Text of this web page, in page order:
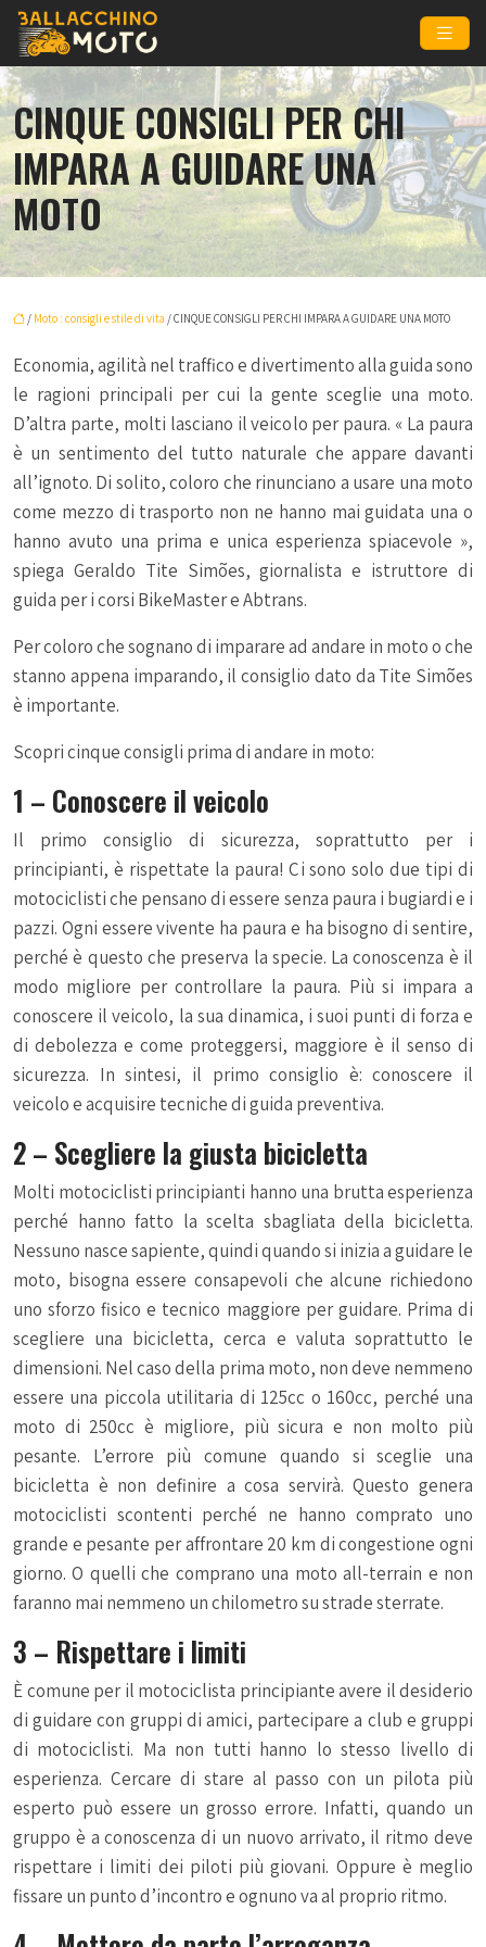
CINQUE CONSIGLI PER CHI
IMPARA A GUIDARE UNA
MOTO
/ Moto : consigli e stile di vita / CINQUE CONSIGLI PER CHI IMPARA A GUIDARE UNA MOTO
Economia, agilità nel traffico e divertimento alla guida sono
le ragioni principali per cui la gente sceglie una moto.
D’altra parte, molti lasciano il veicolo per paura. « La paura
è un sentimento del tutto naturale che appare davanti
all’ignoto. Di solito, coloro che rinunciano a usare una moto
come mezzo di trasporto non ne hanno mai guidata una o
hanno avuto una prima e unica esperienza spiacevole »,
spiega Geraldo Tite Simões, giornalista e istruttore di
guida per i corsi BikeMaster e Abtrans.
Per coloro che sognano di imparare ad andare in moto o che
stanno appena imparando, il consiglio dato da Tite Simões
è importante.
Scopri cinque consigli prima di andare in moto:
1 – Conoscere il veicolo
Il primo consiglio di sicurezza, soprattutto per i
principianti, è rispettate la paura! Ci sono solo due tipi di
motociclisti che pensano di essere senza paura i bugiardi e i
pazzi. Ogni essere vivente ha paura e ha bisogno di sentire,
perché è questo che preserva la specie. La conoscenza è il
modo migliore per controllare la paura. Più si impara a
conoscere il veicolo, la sua dinamica, i suoi punti di forza e
di debolezza e come proteggersi, maggiore è il senso di
sicurezza. In sintesi, il primo consiglio è: conoscere il
veicolo e acquisire tecniche di guida preventiva.
2 – Scegliere la giusta bicicletta
Molti motociclisti principianti hanno una brutta esperienza
perché hanno fatto la scelta sbagliata della bicicletta.
Nessuno nasce sapiente, quindi quando si inizia a guidare le
moto, bisogna essere consapevoli che alcune richiedono
uno sforzo fisico e tecnico maggiore per guidare. Prima di
scegliere una bicicletta, cerca e valuta soprattutto le
dimensioni. Nel caso della prima moto, non deve nemmeno
essere una piccola utilitaria di 125cc o 160cc, perché una
moto di 250cc è migliore, più sicura e non molto più
pesante. L’errore più comune quando si sceglie una
bicicletta è non definire a cosa servirà. Questo genera
motociclisti scontenti perché ne hanno comprato uno
grande e pesante per affrontare 20 km di congestione ogni
giorno. O quelli che comprano una moto all-terrain e non
faranno mai nemmeno un chilometro su strade sterrate.
3 – Rispettare i limiti
È comune per il motociclista principiante avere il desiderio
di guidare con gruppi di amici, partecipare a club e gruppi
di motociclisti. Ma non tutti hanno lo stesso livello di
esperienza. Cercare di stare al passo con un pilota più
esperto può essere un grosso errore. Infatti, quando un
gruppo è a conoscenza di un nuovo arrivato, il ritmo deve
rispettare i limiti dei piloti più giovani. Oppure è meglio
fissare un punto d’incontro e ognuno va al proprio ritmo.